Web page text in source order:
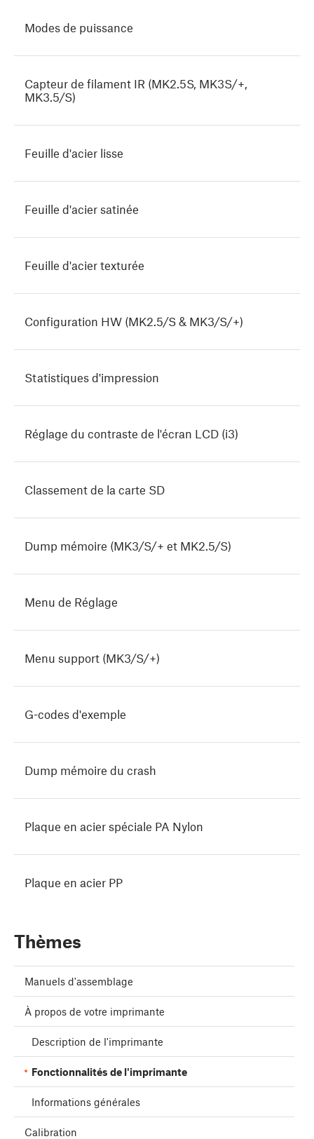
Modes de puissance
Capteur de filament IR (MK2.5S, MK3S/+,
MK3.5/S)
Feuille d'acier lisse
Feuille d'acier satinée
Feuille d'acier texturée
Configuration HW (MK2.5/S & MK3/S/+)
Statistiques d'impression
Réglage du contraste de l'écran LCD (i3)
Classement de la carte SD
Dump mémoire (MK3/S/+ et MK2.5/S)
Menu de Réglage
Menu support (MK3/S/+)
G-codes d'exemple
Dump mémoire du crash
Plaque en acier spéciale PA Nylon
Plaque en acier PP
Thèmes
Manuels d'assemblage
À propos de votre imprimante
Description de l'imprimante
Fonctionnalités de l'imprimante
Informations générales
Calibration